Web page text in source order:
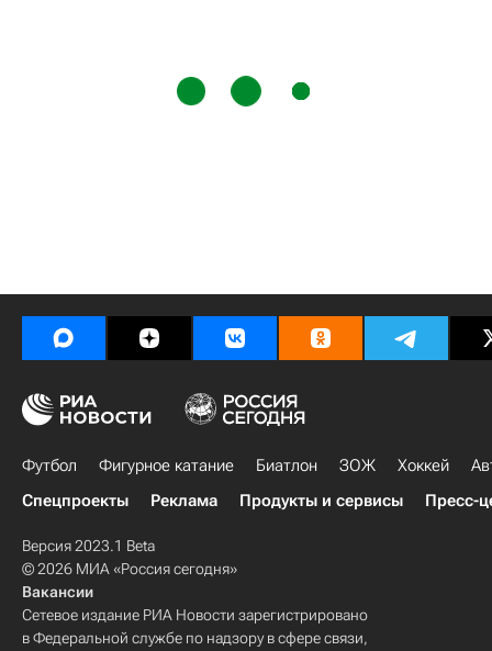
Футбол Фигурное катание Биатлон ЗОЖ Хоккей
Спецпроекты
Реклама Продукты и сервисы Пресс-
Версия 2023.1 Beta
© 2026 МИА «Россия сегодня»
Вакансии
Сетевое издание РИА Новости зарегистрировано
в Федеральной службе по надзору в сфере связи,